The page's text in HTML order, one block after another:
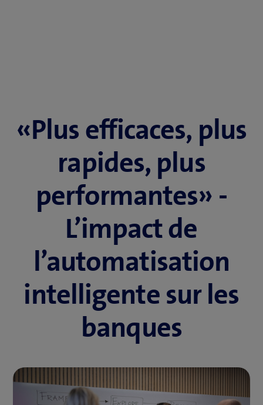
«Plus efficaces, plus
rapides, plus
performantes» -
L’impact de
l’automatisation
intelligente sur les
banques